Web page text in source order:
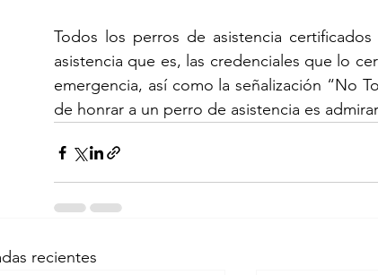
Todos los perros de asistencia
asistencia que es, las credenciales que lo
emergencia, así como la señalización “No
de honrar a un perro de asistencia es
recientes